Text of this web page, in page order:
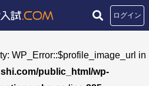
WP_Error::$profile_image_url in
public_html/wp-
ログイン